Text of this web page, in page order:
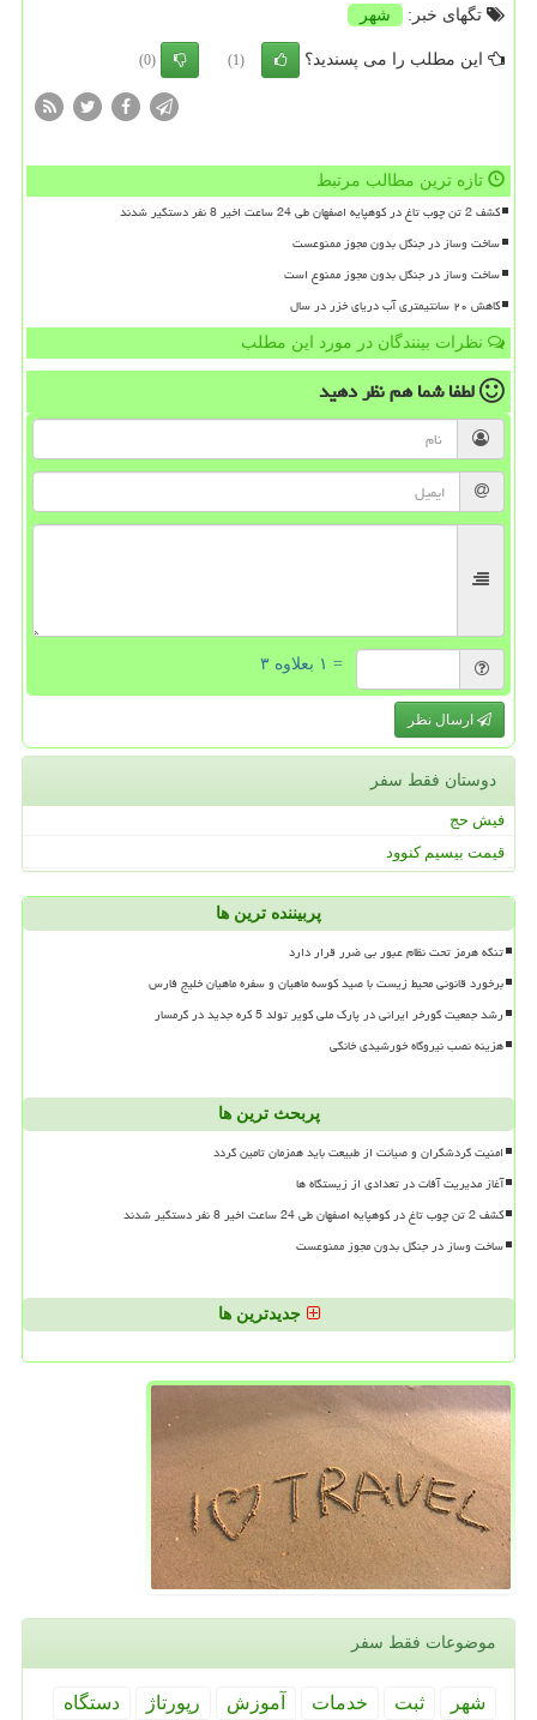
تگهای خبر:
شهر
این مطلب را می پسندید؟ (1)
(0)
تازه ترین مطالب مرتبط
کشف 2 تن چوب تاغ در کوهپایه اصفهان طی 24 ساعت اخیر 8 نفر دستگیر شدند
ساخت وساز در جنگل بدون مجوز ممنوعست
ساخت وساز در جنگل بدون مجوز ممنوع است
کاهش ۲۰ سانتیمتری آب دریای خزر در سال
نظرات بینندگان در مورد این مطلب
لطفا شما همنظر دهید
= ۱ بعلاوه ۳
ارسال نظر
دوستان فقط سفر
فیش حج
قیمت بیسیم کنوود
پربیننده ترین ها
تنگه هرمز تحت نظام عبور بی ضرر قرار دارد
برخورد قانونی محیط زیست با صید کوسه ماهیان و سفره ماهیان خلیج فارس
رشد جمعیت گورخر ایرانی در پارک ملی کویر تولد 5 کره جدید در گرمسار
هزینه نصب نیروگاه خورشیدی خانگی
پربحث ترین ها
امنیت گردشگران و صیانت از طبیعت باید همزمان تامین گردد
آغاز مدیریت آفات در تعدادی از زیستگاه ها
کشف 2 تن چوب تاغ در کوهپایه اصفهان طی 24 ساعت اخیر 8 نفر دستگیر شدند
ساخت وساز در جنگل بدون مجوز ممنوعست
جدیدترین ها
موضوعات فقط سفر
شهر ثبت خدمات آموزش رپورتاژ دستگاه